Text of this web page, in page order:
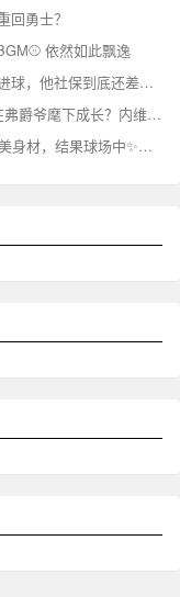
回勇士？
依然如此飘逸
【强势表现】59岁老头三浦知✌️良时隔4年再度进球，他社保到底还差几年啊！
【球场热评视频】如今曼联阵中➡️哪些球员可在弗爵爷麾下成长？内维尔的名单你认同吗
[今日集锦]看台粉发辣妹惊艳全场！本⬅️想看绝美身材，结果球场中✨央站着佩德里